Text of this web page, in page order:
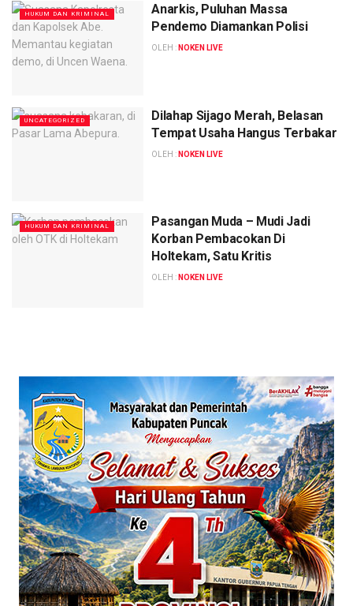
HUKUM DAN KRIMINAL
Anarkis, Puluhan Massa
Pendemo Diamankan Polisi
OLEH : NOKEN LIVE
UNCATEGORIZED
Dilahap Sijago Merah, Belasan
Tempat Usaha Hangus Terbakar
OLEH : NOKEN LIVE
HUKUM DAN KRIMINAL
Pasangan Muda – Mudi Jadi
Korban Pembacokan Di
Holtekam, Satu Kritis
OLEH : NOKEN LIVE